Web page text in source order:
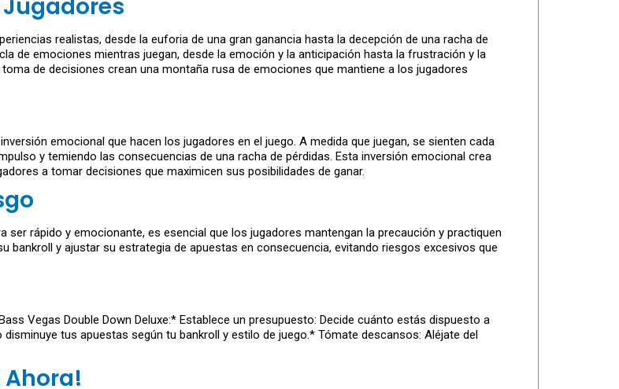
realistas, desde la euforia de una gran ganancia hasta la decepción de una racha de
de emociones mientras juegan, desde la emoción y la anticipación hasta la frustración y la
de decisiones crean una montaña rusa de emociones que mantiene a los jugadores
emocional que hacen los jugadores en el juego. A medida que juegan, se sienten cada
y temiendo las consecuencias de una racha de pérdidas. Esta inversión emocional crea
a tomar decisiones que maximicen sus posibilidades de ganar.
ser rápido y emocionante, es esencial que los jugadores mantengan la precaución y practiquen
bankroll y ajustar su estrategia de apuestas en consecuencia, evitando riesgos excesivos que
Vegas Double Down Deluxe:* Establece un presupuesto: Decide cuánto estás dispuesto a
tus apuestas según tu bankroll y estilo de juego.* Tómate descansos: Aléjate del
Ahora!